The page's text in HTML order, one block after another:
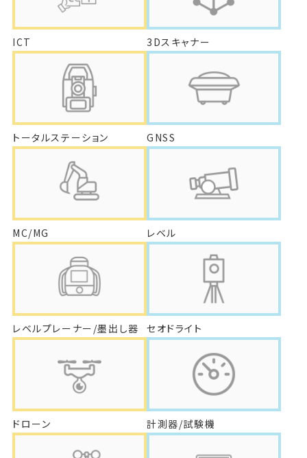
ICT 3Dスキャナー
トータルステーション GNSS
MC/MG レベル
レベルプレーナー/墨出し器 セオドライト
ドローン 計測器/試験機